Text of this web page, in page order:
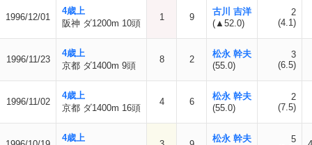
1996/12/01
4歳上
阪神 ダ1200m 10頭
1 9
古川 吉洋
(▲52.0)
2
(4.1)
1996/11/23
4歳上
京都 ダ1400m 9頭
8 2
松永 幹夫
(55.0)
3
(6.5)
1996/11/02
4歳上
京都 ダ1400m 16頭
4 6
松永 幹夫
(55.0)
2
(7.5)
4歳上
松永 幹夫
5